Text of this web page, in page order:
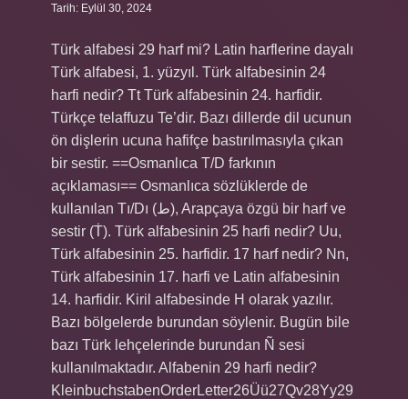
Tarih: Eylül 30, 2024
Türk alfabesi 29 harf mi? Latin harflerine dayalı
Türk alfabesi, 1. yüzyıl. Türk alfabesinin 24
harfi nedir? Tt Türk alfabesinin 24. harfidir.
Türkçe telaffuzu Te’dir. Bazı dillerde dil ucunun
ön dişlerin ucuna hafifçe bastırılmasıyla çıkan
bir sestir. ==Osmanlıca T/D farkının
açıklaması== Osmanlıca sözlüklerde de
kullanılan Tı/Dı (ط), Arapçaya özgü bir harf ve
sestir (Ṫ). Türk alfabesinin 25 harfi nedir? Uu,
Türk alfabesinin 25. harfidir. 17 harf nedir? Nn,
Türk alfabesinin 17. harfi ve Latin alfabesinin
14. harfidir. Kiril alfabesinde H olarak yazılır.
Bazı bölgelerde burundan söylenir. Bugün bile
bazı Türk lehçelerinde burundan Ñ sesi
kullanılmaktadır. Alfabenin 29 harfi nedir?
KleinbuchstabenOrderLetter26Üü27Qv28Yy29